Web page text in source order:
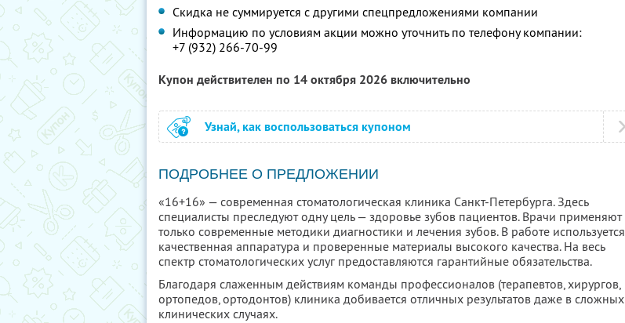
Скидка не суммируется с другими спецпредложениями компании
Информацию по условиям акции можно уточнить по телефону компании:
+7 (932) 266-70-99
Купон действителен по 14 октября 2026 включительно
Узнай, как воспользоваться купоном
ПОДРОБНЕЕ О ПРЕДЛОЖЕНИИ
«16+16» — современная стоматологическая клиника Санкт-Петербурга. Здесь
специалисты преследуют одну цель — здоровье зубов пациентов. Врачи применяют
только современные методики диагностики и лечения зубов. В работе используется
качественная аппаратура и проверенные материалы высокого качества. На весь
спектр стоматологических услуг предоставляются гарантийные обязательства.
Благодаря слаженным действиям команды профессионалов (терапевтов, хирургов,
ортопедов, ортодонтов) клиника добивается отличных результатов даже в сложных
клинических случаях.